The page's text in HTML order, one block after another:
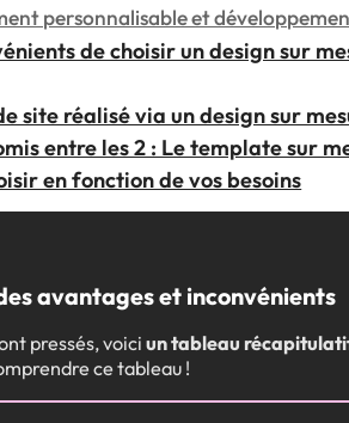
personnalisable et
de choisir un design sur
site réalisé via un design sur
entre les 2 : Le template sur
en fonction de vos besoins
avantages et inconvénients
pressés, voici un tableau
ce tableau !